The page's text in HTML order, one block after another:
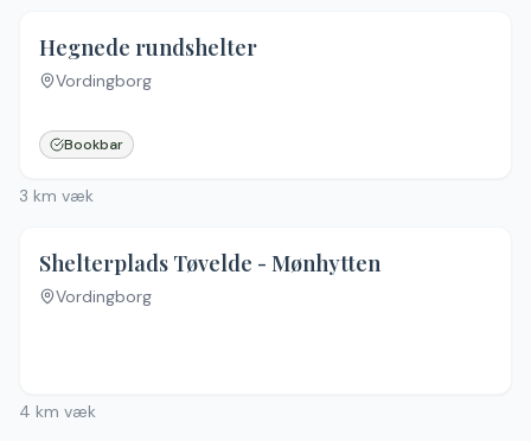
Hegnede rundshelter
Vordingborg
Bookbar
3 km væk
Shelterplads Tøvelde - Mønhytten
Vordingborg
4 km væk